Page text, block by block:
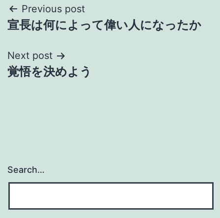
Post
navigation
Previous post
宣長は何によって偉い人になったか
Next post
覚悟を決めよう
Search…